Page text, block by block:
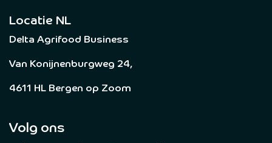
Locatie NL
Delta Agrifood Business
Van Konijnenburgweg 24,
4611 HL Bergen op Zoom
Volg ons